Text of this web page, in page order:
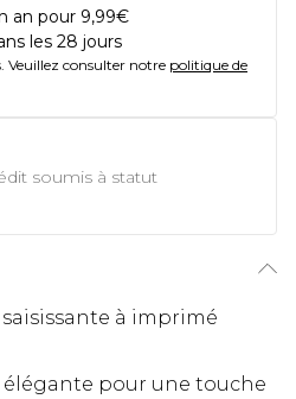
an pour 9,99€
les 28 jours
Veuillez consulter notre politique de
soumis à statut
à imprimé
pour une touche